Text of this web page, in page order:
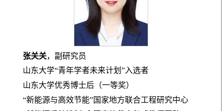
张关关，副研究员
山东大学“青年学者未来计划”入选者
山东大学优秀博士后（一等奖）
“新能源与高效节能”国家地方联合工程研究中心